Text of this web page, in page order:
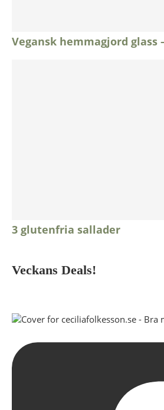
Vegansk hemmagjord glass
3 glutenfria sallader
Veckans Deals!